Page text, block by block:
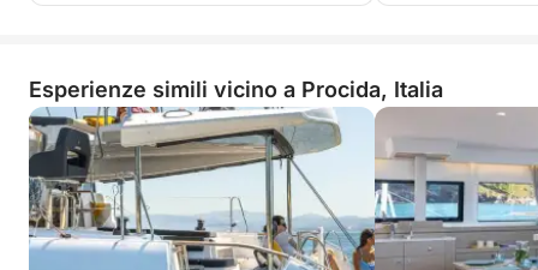
Esperienze simili vicino a Procida, Italia